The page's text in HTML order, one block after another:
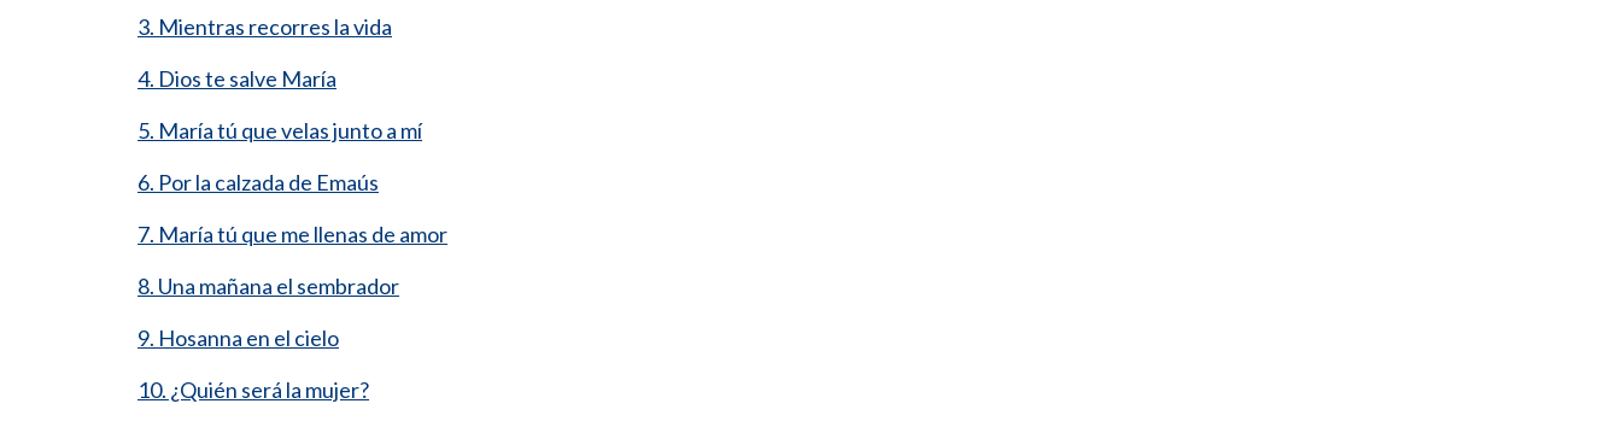
3. Mientras recorres la vida
4. Dios te salve María
5. María tú que velas junto a mí
6. Por la calzada de Emaús
7. María tú que me llenas de amor
8. Una mañana el sembrador
9. Hosanna en el cielo
10. ¿Quién será la mujer?